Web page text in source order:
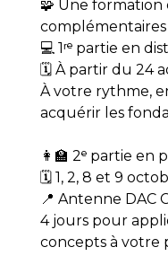
🧩 Une formation
complémentaires
💻 1ʳᵉ partie en
🗓️ À partir du 24
À votre rythme,
acquérir les
👩‍🏫 2ᵉ partie en
🗓️ 1, 2, 8 et 9
📍 Antenne DAC
4 jours pour
concepts à votre